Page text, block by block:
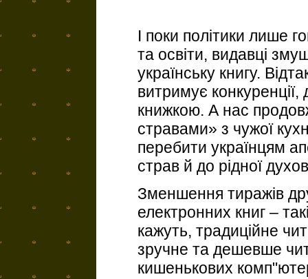
І поки політики лише
та освіти, видавці
українську книгу.
витримує конкуренції,
книжкою. А нас
стравами» з чужої
перебити українцям
страв й до рідної
Зменшення тиражів
електронних книг –
кажуть, традиційне
зручне та дешевше
кишенькових